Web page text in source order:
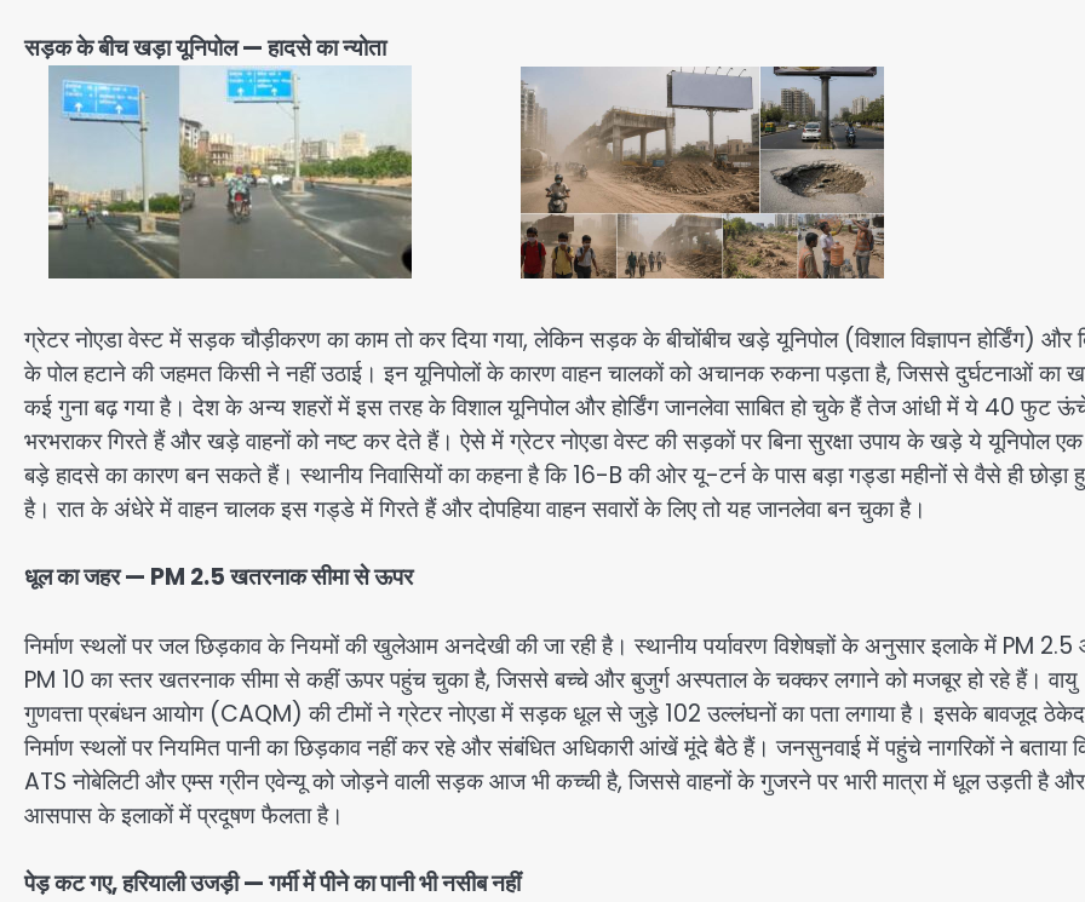
सड़क के बीच खड़ा यूनिपोल — हादसे का न्योता
ग्रेटर नोएडा वेस्ट में सड़क चौड़ीकरण का काम तो कर दिया गया, लेकिन सड़क के बीचोंबीच खड़े यूनिपोल (विशाल विज्ञापन होर्डिंग) और
के पोल हटाने की जहमत किसी ने नहीं उठाई। इन यूनिपोलों के कारण वाहन चालकों को अचानक रुकना पड़ता है, जिससे दुर्घटनाओं का
कई गुना बढ़ गया है। देश के अन्य शहरों में इस तरह के विशाल यूनिपोल और होर्डिंग जानलेवा साबित हो चुके हैं तेज आंधी में ये 40 फुट
भरभराकर गिरते हैं और खड़े वाहनों को नष्ट कर देते हैं। ऐसे में ग्रेटर नोएडा वेस्ट की सड़कों पर बिना सुरक्षा उपाय के खड़े ये यूनिपोल
बड़े हादसे का कारण बन सकते हैं। स्थानीय निवासियों का कहना है कि 16-B की ओर यू-टर्न के पास बड़ा गड्डा महीनों से वैसे ही छोड़ा
है। रात के अंधेरे में वाहन चालक इस गड्डे में गिरते हैं और दोपहिया वाहन सवारों के लिए तो यह जानलेवा बन चुका है।
धूल का जहर — PM 2.5 खतरनाक सीमा से ऊपर
निर्माण स्थलों पर जल छिड़काव के नियमों की खुलेआम अनदेखी की जा रही है। स्थानीय पर्यावरण विशेषज्ञों के अनुसार इलाके में PM
PM 10 का स्तर खतरनाक सीमा से कहीं ऊपर पहुंच चुका है, जिससे बच्चे और बुजुर्ग अस्पताल के चक्कर लगाने को मजबूर हो रहे हैं। वायु
गुणवत्ता प्रबंधन आयोग (CAQM) की टीमों ने ग्रेटर नोएडा में सड़क धूल से जुड़े 102 उल्लंघनों का पता लगाया है। इसके बावजूद
निर्माण स्थलों पर नियमित पानी का छिड़काव नहीं कर रहे और संबंधित अधिकारी आंखें मूंदे बैठे हैं। जनसुनवाई में पहुंचे नागरिकों ने बताया
ATS नोबेलिटी और एम्स ग्रीन एवेन्यू को जोड़ने वाली सड़क आज भी कच्ची है, जिससे वाहनों के गुजरने पर भारी मात्रा में धूल उड़ती है और
आसपास के इलाकों में प्रदूषण फैलता है।
पेड़ कट गए, हरियाली उजड़ी — गर्मी में पीने का पानी भी नसीब नहीं